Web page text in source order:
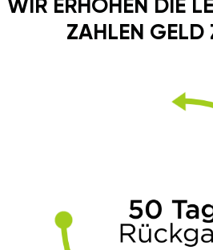
WIR ERHÖHEN DIE
ZAHLEN GELD